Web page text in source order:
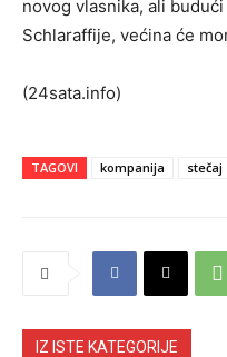
novog vlasnika, ali
Schlaraffije, većina će
(24sata.info)
TAGOVI kompanija stečaj
IZ ISTE KATEGORIJE